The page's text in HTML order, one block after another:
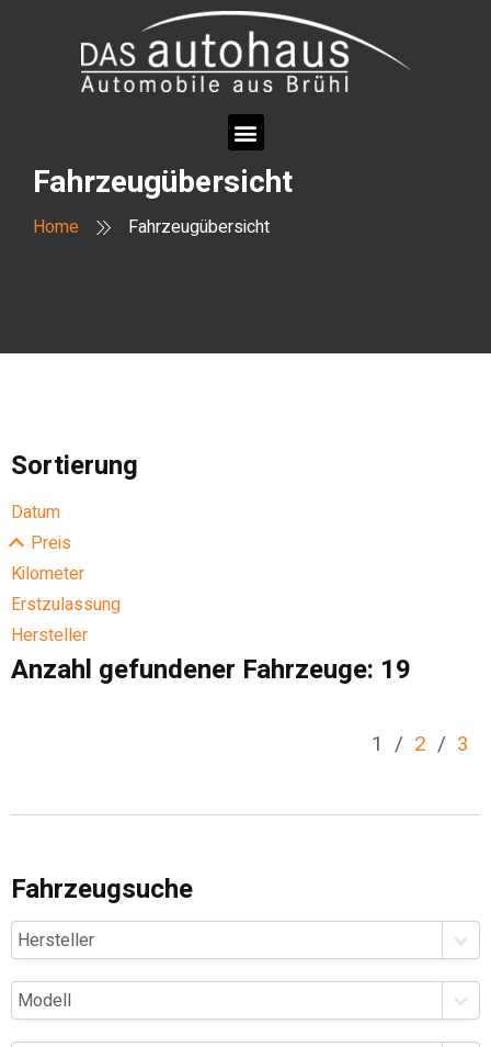
Fahrzeugübersicht
Home Fahrzeugübersicht
Sortierung
Datum
Preis
Kilometer
Erstzulassung
Hersteller
Anzahl gefundener Fahrzeuge: 19
1 / 2 / 3
Fahrzeugsuche
Hersteller
Modell